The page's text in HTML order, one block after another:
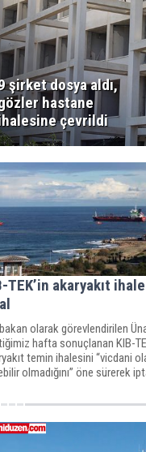
şirket dosya aldı,
hastane
çevrildi
TEK’in akaryakıt
olarak görevlendirilen
hafta sonuçlanan KIB-
temin ihalesini “vicdani
olmadığını” öne sürerek